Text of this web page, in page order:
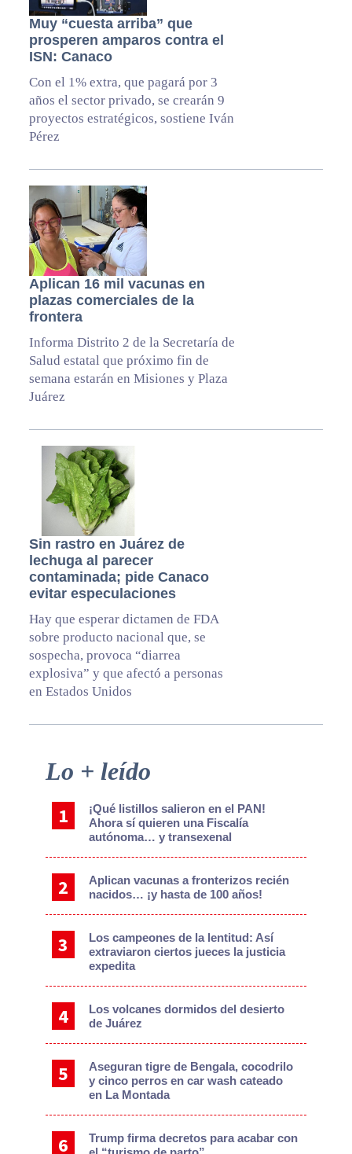
Muy “cuesta arriba” que
prosperen amparos contra el
ISN: Canaco
Con el 1% extra, que pagará por 3
años el sector privado, se crearán 9
proyectos estratégicos, sostiene Iván
Pérez
Aplican 16 mil vacunas en
plazas comerciales de la
frontera
Informa Distrito 2 de la Secretaría de
Salud estatal que próximo fin de
semana estarán en Misiones y Plaza
Juárez
Sin rastro en Juárez de
lechuga al parecer
contaminada; pide Canaco
evitar especulaciones
Hay que esperar dictamen de FDA
sobre producto nacional que, se
sospecha, provoca “diarrea
explosiva” y que afectó a personas
en Estados Unidos
Primary
Lo + leído
¡Qué listillos salieron en el PAN!
Ahora sí quieren una Fiscalía
autónoma… y transexenal
Aplican vacunas a fronterizos recién
nacidos… ¡y hasta de 100 años!
Los campeones de la lentitud: Así
extraviaron ciertos jueces la justicia
expedita
Los volcanes dormidos del desierto
de Juárez
Aseguran tigre de Bengala, cocodrilo
y cinco perros en car wash cateado
en La Montada
Trump firma decretos para acabar con